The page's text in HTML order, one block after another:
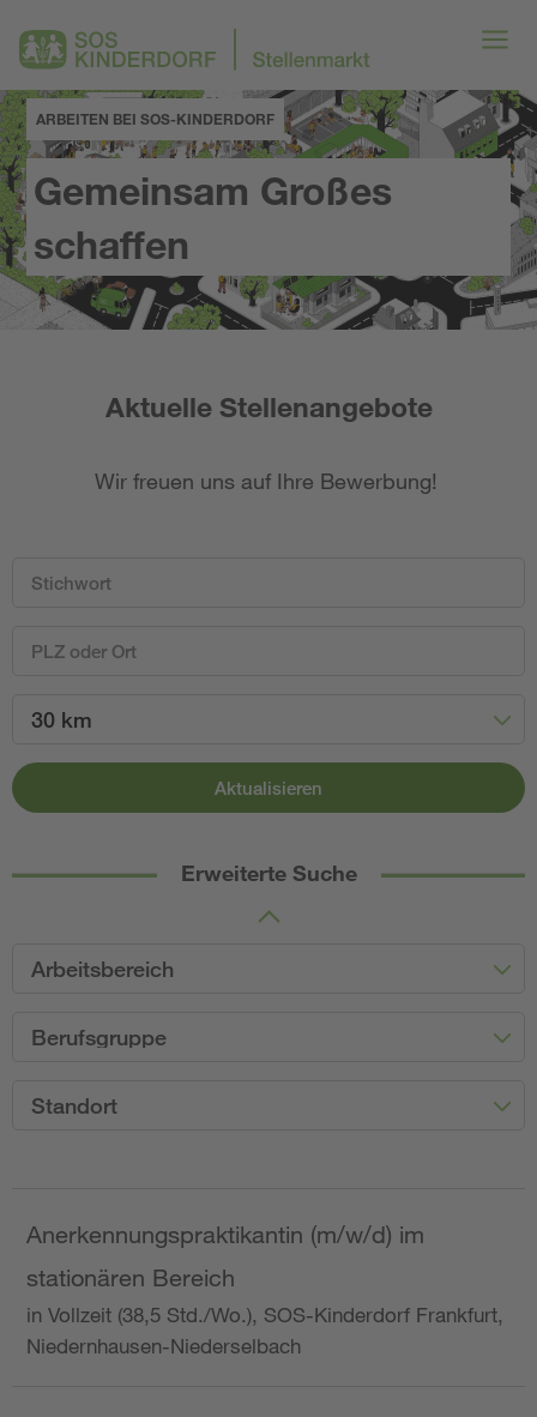
ARBEITEN BEI SOS-KINDERDORF
Gemeinsam Großes
schaffen
Aktuelle Stellenangebote
Wir freuen uns auf Ihre Bewerbung!
30 km
Aktualisieren
Erweiterte Suche
Arbeitsbereich
Berufsgruppe
Standort
Anerkennungspraktikantin (m/w/d) im
stationären Bereich
in Vollzeit (38,5 Std./Wo.), SOS-Kinderdorf Frankfurt,
Niedernhausen-Niederselbach